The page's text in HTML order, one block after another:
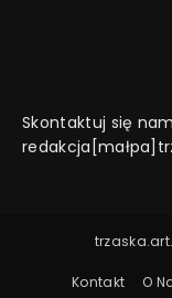
Skontaktuj się
Kontakt O